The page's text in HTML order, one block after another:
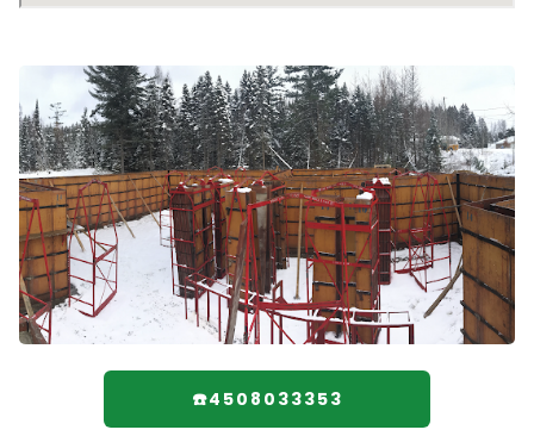
☎️4508033353